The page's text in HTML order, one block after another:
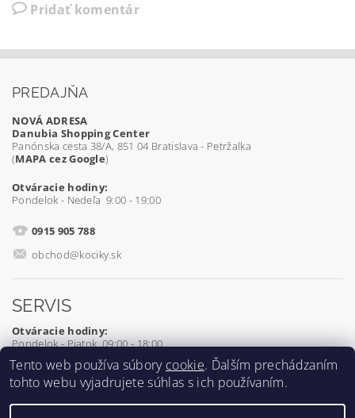
Pridať komentár
PREDAJŇA
NOVÁ ADRESA
Danubia Shopping Center
Panónska cesta 38/A, 851 04 Bratislava - Petržalka
(MAPA cez Google)
Otváracie hodiny:
Pondelok - Nedeľa 9:00 - 19:00
0915 905 788
obchod@kociky.sk
SERVIS
Otváracie hodiny:
Pondelok - Piatok 09:00 - 18:00
0905 539 927
Tento web používa súbory cookie. Ďalším prechádzaním
tohto webu vyjadrujete súhlas s ich používaním.